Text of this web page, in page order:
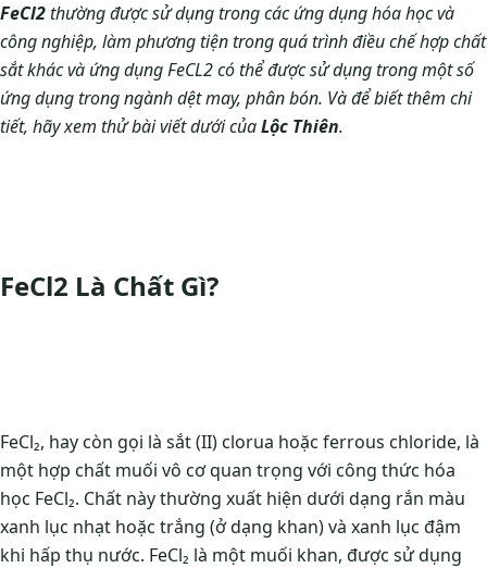
FeCl2thường được sử dụng trong các ứng dụng hóa học và
công nghiệp, làm phương tiện trong quá trình điều chế hợp chất
sắt khác và ứng dụng FeCL2 có thể được sử dụng trong một số
ứng dụng trong ngành dệt may, phân bón. Và để biết thêm chi
tiết, hãy xem thử bài viết dưới củaLộc Thiên.
FeCl2 Là Chất Gì?
FeCl₂, hay còn gọi là sắt (II) clorua hoặc ferrous chloride, là
một hợp chất muối vô cơ quan trọng với công thức hóa
học FeCl₂. Chất này thường xuất hiện dưới dạng rắn màu
xanh lục nhạt hoặc trắng (ở dạng khan) và xanh lục đậm
khi hấp thụ nước. FeCl₂ là một muối khan, được sử dụng